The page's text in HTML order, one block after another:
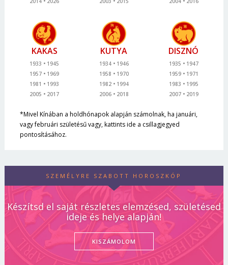
KAKAS
1933
1945
1957
1969
1981
1993
2005
2017
KUTYA
1934
1946
1958
1970
1982
1994
2006
2018
DISZNÓ
1935
1947
1959
1971
1983
1995
2007
2019
*Mivel Kínában a holdhónapok alapján számolnak, ha januári,
vagy februári születésű vagy, kattints ide a csillagjegyed
pontosításához.
SZEMÉLYRE SZABOTT HOROSZKÓP
Készítsd el saját részletes elemzésed, születésed
ideje és helye alapján!
KISZÁMOLOM